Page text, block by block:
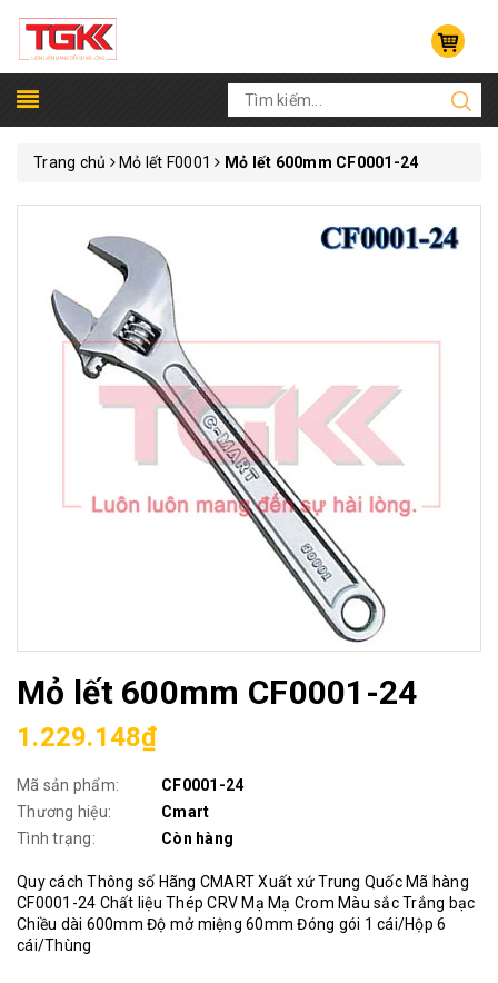
Trang chủ Mỏ lết F0001 Mỏ lết 600mm CF0001-24
Mỏ lết 600mm CF0001-24
1.229.148₫
Mã sản phẩm:
CF0001-24
Thương hiệu:
Cmart
Tình trạng:
Còn hàng
Quy cách Thông số Hãng CMART Xuất xứ Trung Quốc Mã hàng
CF0001-24 Chất liệu Thép CRV Mạ Mạ Crom Màu sắc Trắng bạc
Chiều dài 600mm Độ mở miệng 60mm Đóng gói 1 cái/Hộp 6
cái/Thùng